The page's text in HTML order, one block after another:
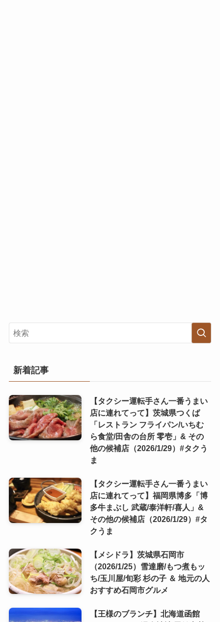
新着記事
【タクシー運転手さん一番うまい
店に連れてって】茨城県つくば
「レストラン フライパン/いちむ
ら食堂/田舎の台所 零壱」& その
他の候補店（2026/1/29）#タクう
ま
【タクシー運転手さん一番うまい
店に連れてって】福岡県博多「博
多牛まぶし 武蔵/泰洋軒/喜人」&
その他の候補店（2026/1/29）#タ
クうま
【メシドラ】茨城県石岡市
（2026/1/25）雪達磨/もつ煮もッ
ち/玉川屋/旬彩 杉の子 ＆ 地元の人
おすすめ石岡市グルメ
【王様のブランチ】北海道函館